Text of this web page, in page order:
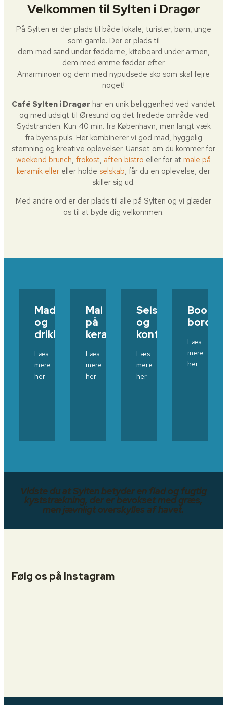
Velkommen til Sylten i Dragør
På Sylten er der plads til både lokale, turister, børn, unge
som gamle. Der er plads til
dem med sand under fødderne, kiteboard under armen,
dem med ømme fødder efter
Amarminoen og dem med nypudsede sko som skal fejre
noget!
Café Sylten i Dragør har en unik beliggenhed ved vandet
og med udsigt til Øresund og det fredede område ved
Sydstranden. Kun 40 min. fra København, men langt væk
fra byens puls. Her kombinerer vi god mad, hyggelig
stemning og kreative oplevelser. Uanset om du kommer for
weekend brunch, frokost, aften bistro eller for at male på
keramik eller eller holde selskab, får du en oplevelse, der
skiller sig ud.
Med andre ord er der plads til alle på Sylten og vi glæder
os til at byde dig velkommen.
Mad
og
drikke
Læs
mere
her
Mal
på
keramik
Læs
mere
her
Selskaber
og
konference
Læs
mere
her
Book
bord
Læs
mere
her
Vidste du at Sylten betyder en flad og fugtig
kyststrækning, der er bevokset med græs,
men jævnligt overskylles af havet.
Følg os på Instagram